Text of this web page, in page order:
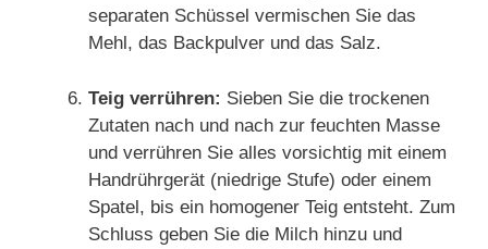
separaten Schüssel vermischen Sie das
Mehl, das Backpulver und das Salz.
Teig verrühren: Sieben Sie die trockenen
Zutaten nach und nach zur feuchten Masse
und verrühren Sie alles vorsichtig mit einem
Handrührgerät (niedrige Stufe) oder einem
Spatel, bis ein homogener Teig entsteht. Zum
Schluss geben Sie die Milch hinzu und